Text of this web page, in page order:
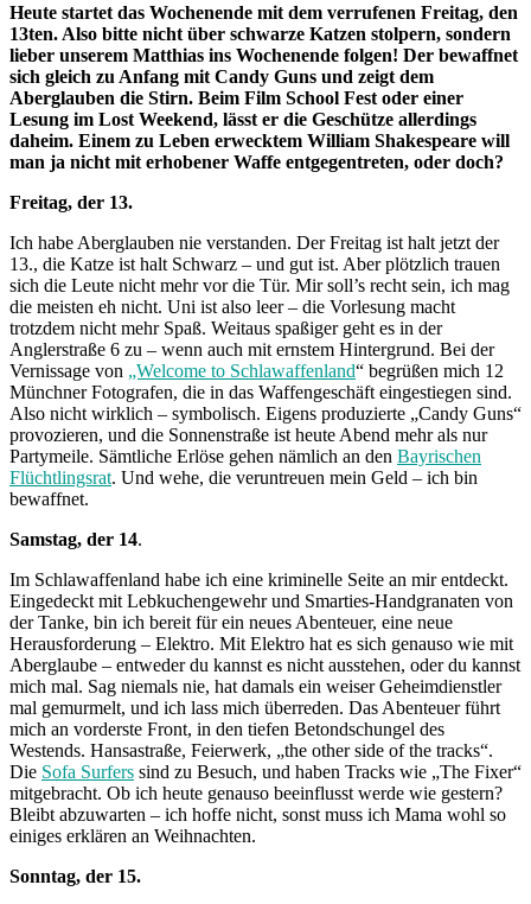
Heute startet das Wochenende mit dem verrufenen Freitag, den
13ten. Also bitte nicht über schwarze Katzen stolpern, sondern
lieber unserem Matthias ins Wochenende folgen! Der bewaffnet
sich gleich zu Anfang mit Candy Guns und zeigt dem
Aberglauben die Stirn. Beim Film School Fest oder einer
Lesung im Lost Weekend, lässt er die Geschütze allerdings
daheim. Einem zu Leben erwecktem William Shakespeare will
man ja nicht mit erhobener Waffe entgegentreten, oder doch?
Freitag, der 13.
Ich habe Aberglauben nie verstanden. Der Freitag ist halt jetzt der
13., die Katze ist halt Schwarz – und gut ist. Aber plötzlich trauen
sich die Leute nicht mehr vor die Tür. Mir soll’s recht sein, ich mag
die meisten eh nicht. Uni ist also leer – die Vorlesung macht
trotzdem nicht mehr Spaß. Weitaus spaßiger geht es in der
Anglerstraße 6 zu – wenn auch mit ernstem Hintergrund. Bei der
Vernissage von „Welcome to Schlawaffenland“ begrüßen mich 12
Münchner Fotografen, die in das Waffengeschäft eingestiegen sind.
Also nicht wirklich – symbolisch. Eigens produzierte „Candy Guns“
provozieren, und die Sonnenstraße ist heute Abend mehr als nur
Partymeile. Sämtliche Erlöse gehen nämlich an den Bayrischen
Flüchtlingsrat. Und wehe, die veruntreuen mein Geld – ich bin
bewaffnet.
Samstag, der 14.
Im Schlawaffenland habe ich eine kriminelle Seite an mir entdeckt.
Eingedeckt mit Lebkuchengewehr und Smarties-Handgranaten von
der Tanke, bin ich bereit für ein neues Abenteuer, eine neue
Herausforderung – Elektro. Mit Elektro hat es sich genauso wie mit
Aberglaube – entweder du kannst es nicht ausstehen, oder du kannst
mich mal. Sag niemals nie, hat damals ein weiser Geheimdienstler
mal gemurmelt, und ich lass mich überreden. Das Abenteuer führt
mich an vorderste Front, in den tiefen Betondschungel des
Westends. Hansastraße, Feierwerk, „the other side of the tracks“.
Die Sofa Surfers sind zu Besuch, und haben Tracks wie „The Fixer“
mitgebracht. Ob ich heute genauso beeinflusst werde wie gestern?
Bleibt abzuwarten – ich hoffe nicht, sonst muss ich Mama wohl so
einiges erklären an Weihnachten.
Sonntag, der 15.